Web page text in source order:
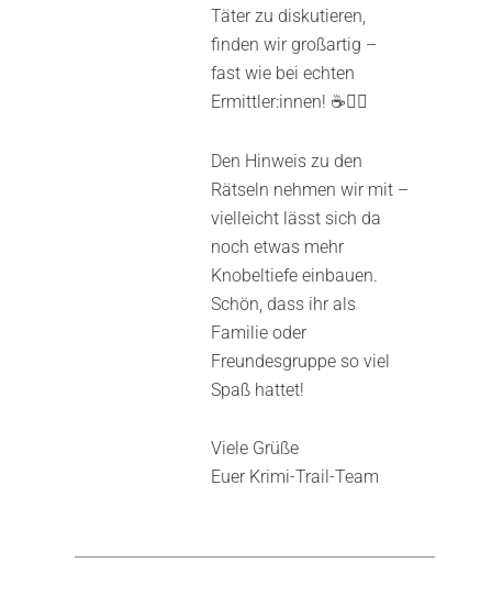
Täter zu diskutieren,
finden wir großartig –
fast wie bei echten
Ermittler:innen! ☕🕵️‍♀️
Den Hinweis zu den
Rätseln nehmen wir mit –
vielleicht lässt sich da
noch etwas mehr
Knobeltiefe einbauen.
Schön, dass ihr als
Familie oder
Freundesgruppe so viel
Spaß hattet!
Viele Grüße
Euer Krimi-Trail-Team